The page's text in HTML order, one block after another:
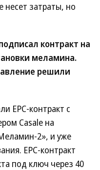
несет затраты, но
контракт на
меламина.
решили
EPC-контракт с
Casale на
2», и уже
EPC-контракт
под ключ через 40